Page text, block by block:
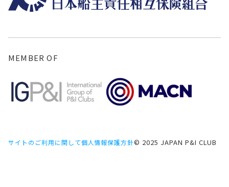
MEMBER OF
サイトのご利用に関して個人情報保護方針© 2025 JAPAN P&I CLUB